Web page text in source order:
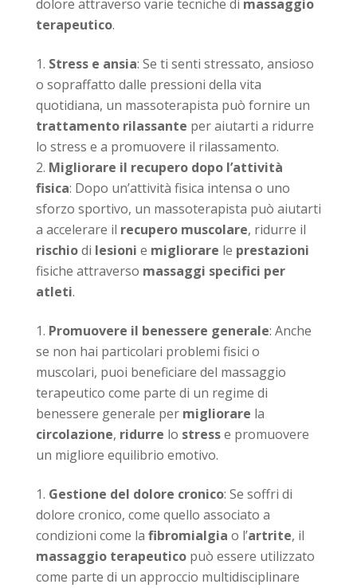
dolore attraverso varie tecniche di massaggio
terapeutico.
Stress e ansia: Se ti senti stressato, ansioso
o sopraffatto dalle pressioni della vita
quotidiana, un massoterapista può fornire un
trattamento rilassante per aiutarti a ridurre
lo stress e a promuovere il rilassamento.
Migliorare il recupero dopo l’attività
fisica: Dopo un’attività fisica intensa o uno
sforzo sportivo, un massoterapista può aiutarti
a accelerare il recupero muscolare, ridurre il
rischiodi lesioni e migliorare le prestazioni
fisiche attraverso massaggi specifici per
atleti.
Promuovere il benessere generale: Anche
se non hai particolari problemi fisici o
muscolari, puoi beneficiare del massaggio
terapeutico come parte di un regime di
benessere generale per migliorare la
circolazione, ridurre lo stresse promuovere
un migliore equilibrio emotivo.
Gestione del dolore cronico: Se soffri di
dolore cronico, come quello associato a
condizioni come la fibromialgia o l’artrite, il
massaggio terapeuticopuò essere utilizzato
come parte di un approccio multidisciplinare